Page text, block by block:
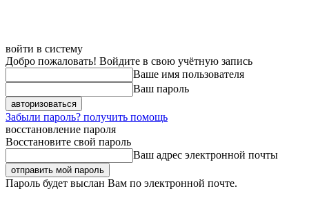
войти в систему
Добро пожаловать! Войдите в свою учётную запись
Ваше имя пользователя
Ваш пароль
Забыли пароль? получить помощь
восстановление пароля
Восстановите свой пароль
Ваш адрес электронной почты
Пароль будет выслан Вам по электронной почте.